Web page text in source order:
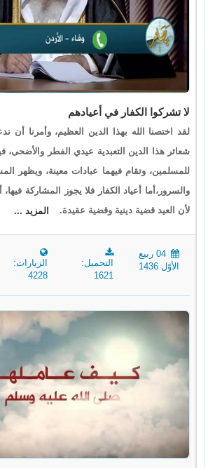
لا تشركوا الكفار في أعيادهم
لقد اختصنا الله بهذا الدين العظيم، وأمرنا أن
شعائر هذا الدين التعبدية عيدي الفطر والأضحى،
للمسلمين، وتقام فيهما عبادات معينة، ويظهر
والسرور،أما أعياد الكفار فلا يجوز المشاركة فيها،
لأن العيد قضية دينية وقضية عقيدة.
المزيد ...
04 ربيع
الأوّل 1436
التحميل:
1621
الزيارات:
4228